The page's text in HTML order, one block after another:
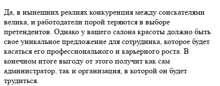
Да, в нынешних реалиях конкуренция между соискателями
велика, и работодатели порой теряются в выборе
претендентов. Однако у вашего салона красоты должно быть
свое уникальное предложение для сотрудника, которое будет
касаться его профессионального и карьерного роста. В
конечном итоге выгоду от этого получит как сам
администратор, так и организация, в которой он будет
трудиться.